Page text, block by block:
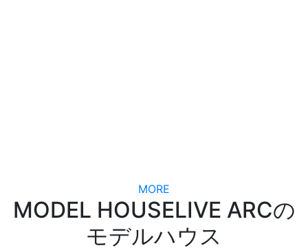
MORE
MODEL HOUSELIVE ARCの
モデルハウス